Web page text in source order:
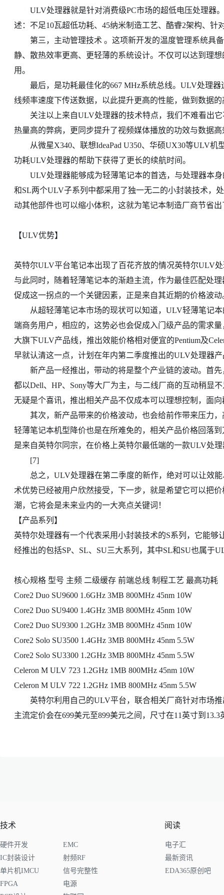
ULV处理器就是针对消费级PC市场的超低电压处理器
述：不足10瓦超低功耗、45纳米制造工艺、酷睿2架构、针
第三，主动管理技术 。这项新开发的温度管理系统具
静、散热效率更高、更轻薄的系统设计。不仅可以达到理
用。
最后，是功耗最佳化的667 MHz系统总线。ULV处理器
线频率速度下传送数据，以此提升更高的性能，做到数据
关注以上来自ULV处理器的技术特点，我们不难看出它
热量高的弊病，更同步提升了视频媒体播放的功效与数据
从微星X340、联想IdeaPad U350、华硕UX30等ULV机
功耗ULV处理器的帮助下获得了更长的续航时间。
ULV处理器能够成为轻薄笔记本的首选，与处理器本身
和SL两个ULV子系列中都采用了独一无二的小封装技术，
动其他部件也可以缩小体积，这就为笔记本制造厂商节省
【ULV优势】
英特尔ULV平台笔记本出现了百花齐放的情况英特尔ULV
与此同时，随着轻薄笔记本的渐趋主流，作为最佳匹配处
促成这一拐点的一个关键因素，正是来自其近期的价格波动
从超轻薄笔记本市场的现状可以知道，ULV轻薄笔记本
端商务用户，相应的，这势必也会促成入门级产品的需求
大旗下ULV产品线，推出效能价格相对便宜的Pentium及
早就认清这一点，计划在年内第二季度推出的ULV处理器
新产品一经推出，带动的将是整个产业链的波动。首先
都以Dell、HP、Sony等大厂为主，与二线厂商的互动稍显
无疑是个喜讯，推出相关产品不仅成本可以理想控制，面
其次，新产品带来的价格波动，也会给前作带来压力，
轻薄笔记本机型降价也是在所难免的，相关产品价格回落
是来自英特尔同宗，在价格上英特尔最低端的一款ULV处
[7]
总之，ULV处理器在第二季度的新作，绝对可以让效能
术优势已经被用户欣然接受，下一步，就是希望它可以把
潮，它将会是未来业内的一大亮点关键词！
【产品系列】
英特尔处理器有一个代表采用小封装技术的S系列，它能
经推出的包括SP、SL、SU三大系列，其中SL和SU也属于
核心规格 型号 主频 二级缓存 前端总线 制程工艺 最高功耗
Core2 Duo SU9600 1.6GHz 3MB 800MHz 45nm 10W
Core2 Duo SU9400 1.4GHz 3MB 800MHz 45nm 10W
Core2 Duo SU9300 1.2GHz 3MB 800MHz 45nm 10W
Core2 Solo SU3500 1.4GHz 3MB 800MHz 45nm 5.5W
Core2 Solo SU3300 1.2GHz 3MB 800MHz 45nm 5.5W
Celeron M ULV 723 1.2GHz 1MB 800MHz 45nm 10W
Celeron M ULV 722 1.2GHz 1MB 800MHz 45nm 5.5W
英特尔利用自己的ULV平台，联合相关厂商针对市场推
主流定价会在699美元至899美元之间，尺寸在11英寸到13.3
技术
硬件开发
EMC
IC封装设计
射频RF
单片机IMCU
信号完整性
FPGA
电源
阅读
电子汇
最新资讯
EDA365原创吧